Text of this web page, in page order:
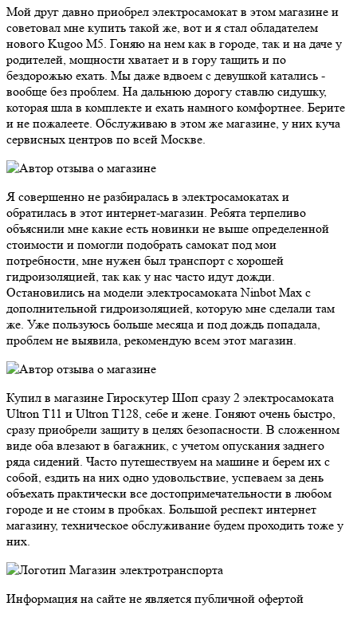
Мой друг давно приобрел электросамокат в этом магазине и
советовал мне купить такой же, вот и я стал обладателем
нового Kugoo M5. Гоняю на нем как в городе, так и на даче у
родителей, мощности хватает и в гору тащить и по
бездорожью ехать. Мы даже вдвоем с девушкой катались -
вообще без проблем. На дальнюю дорогу ставлю сидушку,
которая шла в комплекте и ехать намного комфортнее. Берите
и не пожалеете. Обслуживаю в этом же магазине, у них куча
сервисных центров по всей Москве.
Я совершенно не разбиралась в электросамокатах и
обратилась в этот интернет-магазин. Ребята терпеливо
объяснили мне какие есть новинки не выше определенной
стоимости и помогли подобрать самокат под мои
потребности, мне нужен был транспорт с хорошей
гидроизоляцией, так как у нас часто идут дожди.
Остановились на модели электросамоката Ninbot Max с
дополнительной гидроизоляцией, которую мне сделали там
же. Уже пользуюсь больше месяца и под дождь попадала,
проблем не выявила, рекомендую всем этот магазин.
Купил в магазине Гироскутер Шоп сразу 2 электросамоката
Ultron T11 и Ultron T128, себе и жене. Гоняют очень быстро,
сразу приобрели защиту в целях безопасности. В сложенном
виде оба влезают в багажник, с учетом опускания заднего
ряда сидений. Часто путешествуем на машине и берем их с
собой, ездить на них одно удовольствие, успеваем за день
объехать практически все достопримечательности в любом
городе и не стоим в пробках. Большой респект интернет
магазину, техническое обслуживание будем проходить тоже у
них.
Магазин электротранспорта
Информация на сайте не является публичной офертой